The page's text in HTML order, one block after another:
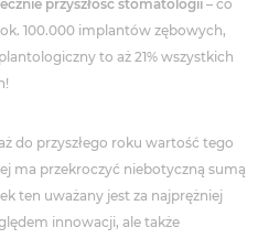
przyszłość stomatologii – co
100.000 implantów zębowych,
to aż 21% wszystkich
do przyszłego roku wartość tego
ma przekroczyć niebotyczną sumą
ten uważany jest za najprężniej
innowacji, ale także